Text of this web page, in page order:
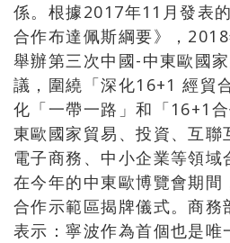
係。根據2017年11月發表
合作布達佩斯綱要》，
舉辦第三次中國-中東歐國
議，圍繞「深化16+1 經貿
化「一帶一路」和「16+1
東歐國家貿易、投資、互聯
電子商務、中小企業等領域
在今年的中東歐博覽會期間
合作示範區揭牌儀式。商務
表示：寧波作為首個也是